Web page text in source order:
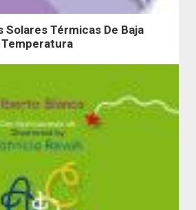
Solares Térmicas De Baja
Temperatura